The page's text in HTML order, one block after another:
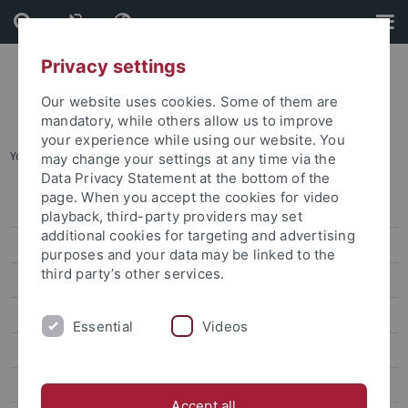
Skip
to
content
Skip
to
footer
You are here: Startseite ... Studentisches Leben
Degree-seeking students
Promotion für internationale Kandidaten
Erasmus und Austausch nach Tübingen
Bewerbung und Vorbereitung
Abreise und Transkript
Privacy settings
Our website uses cookies. Some of them are
mandatory, while others allow us to improve
your experience while using our website. You
may change your settings at any time via the
Data Privacy Statement at the bottom of the
page. When you accept the cookies for video
playback, third-party providers may set
additional cookies for targeting and advertising
purposes and your data may be linked to the
third party’s other services.
Essential Videos